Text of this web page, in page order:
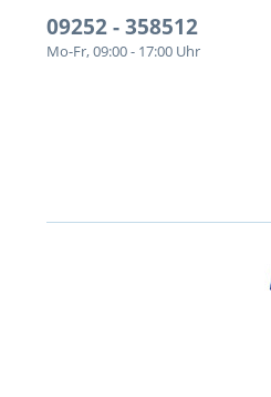
09252 - 358512
Mo-Fr, 09:00 - 17:00 Uhr